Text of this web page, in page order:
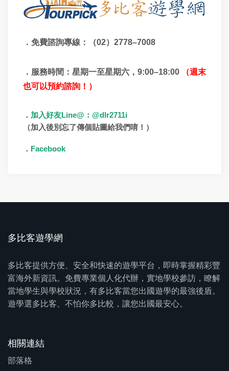
．免費諮詢專線：（02） 2778–7008
．服務時間：星期一至星期六， 9:00–18:00
（週末
也可以預約諮詢！）
． 加入好友Line@ ： @dlr2711i
（加入後別忘了傳個貼圖給我們唷！）
． Facebook
多比客遊學網
多比客提供方便、安全和快速的遊學平台，即時掌握精彩豐
富海外新資訊。免費專業個人化代辦，實地學校參訪，瞭解
當地學生與學校狀況，有多比客當您出國遊學的最強後盾。
遊學選多比客、不怕你多比較，讓您出國最安心。
相關連結
部落格